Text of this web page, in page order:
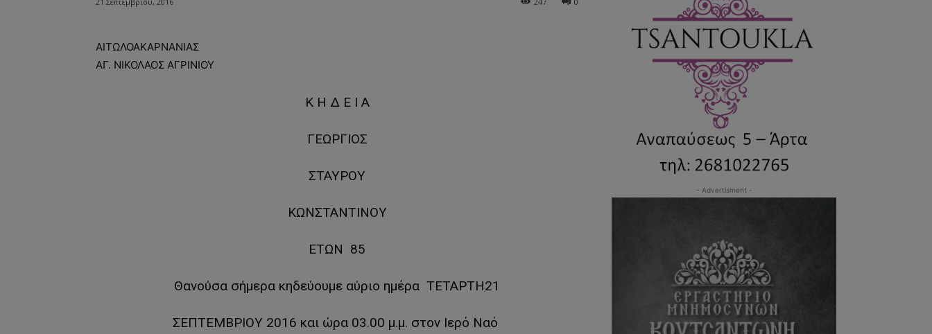
ΑΙΤΩΛΟΑΚΑΡΝΑΝΙΑΣ
ΑΓ. ΝΙΚΟΛΑΟΣ ΑΓΡΙΝΙΟΥ
Κ Η Δ Ε Ι Α
ΓΕΩΡΓΙΟΣ
ΣΤΑΥΡΟΥ
ΚΩΝΣΤΑΝΤΙΝΟΥ
ΕΤΩΝ 85
Θανούσα σήμερα κηδεύουμε αύριο ημέρα ΤΕΤΑΡΤΗ21
ΣΕΠΤΕΜΒΡΙΟΥ 2016 και ώρα 03.00 μ.μ. στον Ιερό Ναό
- Advertisment -